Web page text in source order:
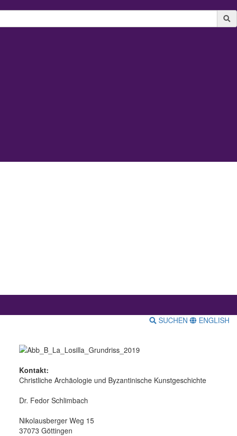
SUCHEN ENGLISH
Kontakt:
Christliche Archäologie und Byzantinische Kunstgeschichte
Dr. Fedor Schlimbach
Nikolausberger Weg 15
37073 Göttingen